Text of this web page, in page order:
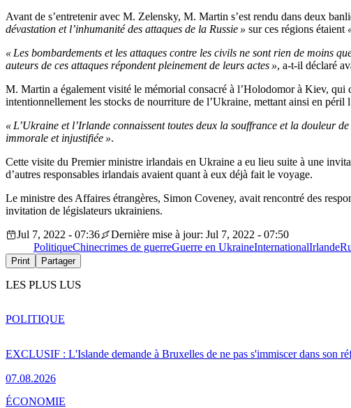
Avant de s’entretenir avec M. Zelensky, M. Martin s’est rendu dans deux
dévastation et l’inhumanité des attaques de la Russie » sur ces régions étaient
« Les bombardements et les attaques contre les civils ne sont rien de moins
auteurs de ces attaques répondent pleinement de leurs actes », a-t-il déclaré
M. Martin a également visité le mémorial consacré à l’Holodomor à Kiev,
intentionnellement les stocks de nourriture de l’Ukraine, mettant ainsi en péril
« L’Ukraine et l’Irlande connaissent toutes deux la souffrance et la douleur
immorale et injustifiée ».
Cette visite du Premier ministre irlandais en Ukraine a eu lieu suite à une
d’autres responsables irlandais avaient quant à eux déjà fait le voyage.
Le ministre des Affaires étrangères, Simon Coveney, avait rencontré des
invitation de législateurs ukrainiens.
Jul 7, 2022 - 07:36
Dernière mise à jour: Jul 7, 2022 - 07:50
PolitiqueChinecrimes de guerreGuerre en UkraineInternationalIrlande
Print Partager
LES PLUS LUS
EXCLUSIF : L'Islande demande à Bruxelles de ne pas s'immiscer dans son
07.08.2026
POLITIQUE
ÉCONOMIE